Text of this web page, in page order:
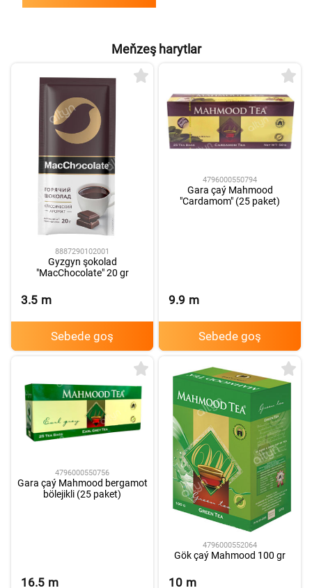
Meňzeş harytlar
8887290102001
Gyzgyn şokolad
"MacChocolate" 20 gr
3.5 m
Sebede goş
4796000550794
Gara çaý Mahmood
"Cardamom" (25 paket)
9.9 m
Sebede goş
4796000550756
Gara çaý Mahmood bergamot
bölejikli (25 paket)
16.5 m
4796000552064
Gök çaý Mahmood 100 gr
10 m